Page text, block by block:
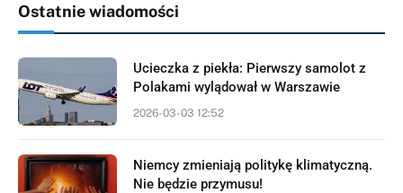
Ostatnie wiadomości
Ucieczka z piekła: Pierwszy samolot z
Polakami wylądował w Warszawie
2026-03-03 12:52
Niemcy zmieniają politykę klimatyczną.
Nie będzie przymusu!